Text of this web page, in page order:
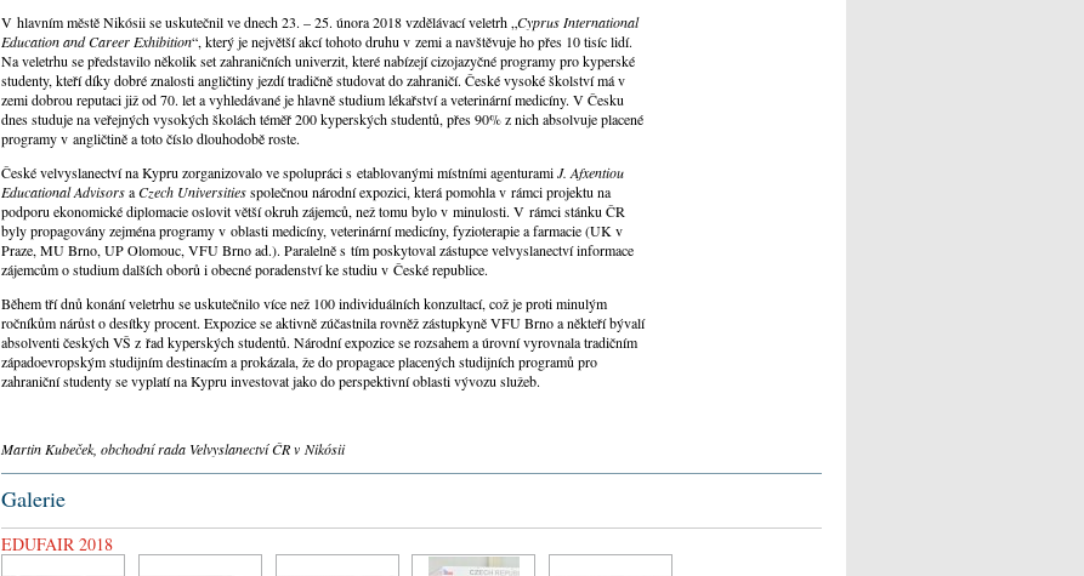
V hlavním městě Nikósii se uskutečnil ve dnech 23. – 25. února 2018 vzdělávací veletrh „Cyprus International
Education and Career Exhibition“, který je největší akcí tohoto druhu v zemi a navštěvuje ho přes 10 tisíc lidí.
Na veletrhu se představilo několik set zahraničních univerzit, které nabízejí cizojazyčné programy pro kyperské
studenty, kteří díky dobré znalosti angličtiny jezdí tradičně studovat do zahraničí. České vysoké školství má v
zemi dobrou reputaci již od 70. let a vyhledávané je hlavně studium lékařství a veterinární medicíny. V Česku
dnes studuje na veřejných vysokých školách téměř 200 kyperských studentů, přes 90% z nich absolvuje placené
programy v angličtině a toto číslo dlouhodobě roste.
České velvyslanectví na Kypru zorganizovalo ve spolupráci s etablovanými místními agenturamiJ. Afxentiou
Educational AdvisorsaCzech Universitiesspolečnou národní expozici, která pomohla v rámci projektu na
podporu ekonomické diplomacie oslovit větší okruh zájemců, než tomu bylo v minulosti. V rámci stánku ČR
byly propagovány zejména programy v oblasti medicíny, veterinární medicíny, fyzioterapie a farmacie (UK v
Praze, MU Brno, UP Olomouc, VFU Brno ad.). Paralelně s tím poskytoval zástupce velvyslanectví informace
zájemcům o studium dalších oborů i obecné poradenství ke studiu v České republice.
Během tří dnů konání veletrhu se uskutečnilo více než 100 individuálních konzultací, což je proti minulým
ročníkům nárůst o desítky procent. Expozice se aktivně zúčastnila rovněž zástupkyně VFU Brno a někteří bývalí
absolventi českých VŠ z řad kyperských studentů. Národní expozice se rozsahem a úrovní vyrovnala tradičním
západoevropským studijním destinacím a prokázala, že do propagace placených studijních programů pro
zahraniční studenty se vyplatí na Kypru investovat jako do perspektivní oblasti vývozu služeb.
Martin Kubeček, obchodní rada Velvyslanectví ČR v Nikósii
Galerie
EDUFAIR 2018